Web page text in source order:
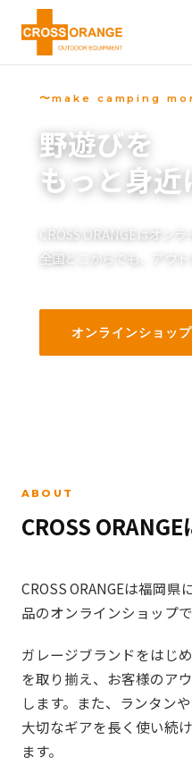
修理
会社情報
お知らせ
〜make camping
野遊びを
もっと身近
CROSS ORANGEはオン
全国どこからでも、アウト
オンラインショッ
ABOUT
CROSS
CROSS ORANGEは福岡
品のオンラインショップで
ガレージブランドをはじ
を取り揃え、お客様のア
します。また、ランタン
大切なギアを長く使い続
ます。